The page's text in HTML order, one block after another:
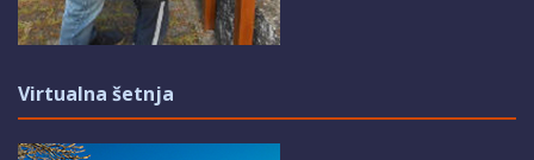
Virtualna šetnja